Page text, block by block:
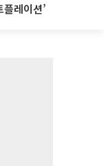
레이션’